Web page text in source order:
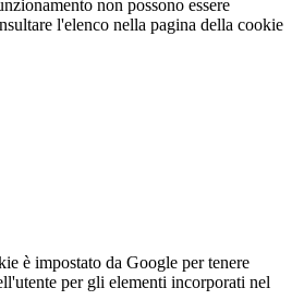
non possono essere
l'elenco nella pagina della cookie
è impostato da Google per tenere
per gli elementi incorporati nel